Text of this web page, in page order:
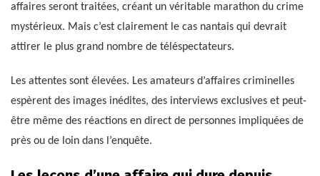
affaires seront traitées, créant un véritable marathon du crime
mystérieux. Mais c’est clairement le cas nantais qui devrait
attirer le plus grand nombre de téléspectateurs.
Les attentes sont élevées. Les amateurs d’affaires criminelles
espèrent des images inédites, des interviews exclusives et peut-
être même des réactions en direct de personnes impliquées de
près ou de loin dans l’enquête.